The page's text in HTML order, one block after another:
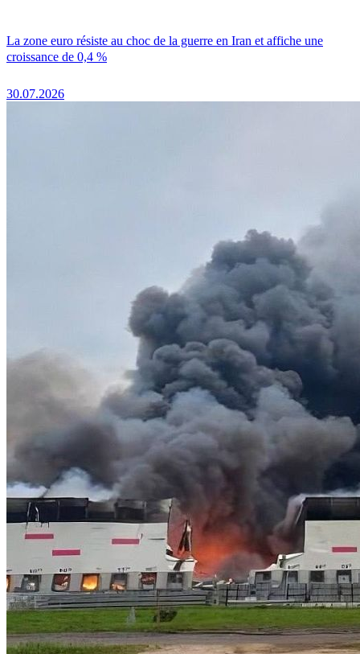
La zone euro résiste au choc de la guerre en Iran et affiche une
croissance de 0,4 %
30.07.2026